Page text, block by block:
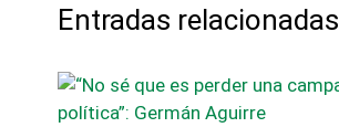
Entradas relacionadas